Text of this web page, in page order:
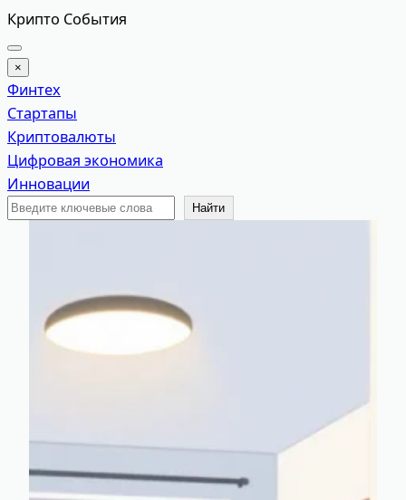
Перейти
к
содержимому
Крипто События
×
Финтех
Стартапы
Криптовалюты
Цифровая экономика
Инновации
Поиск
Найти